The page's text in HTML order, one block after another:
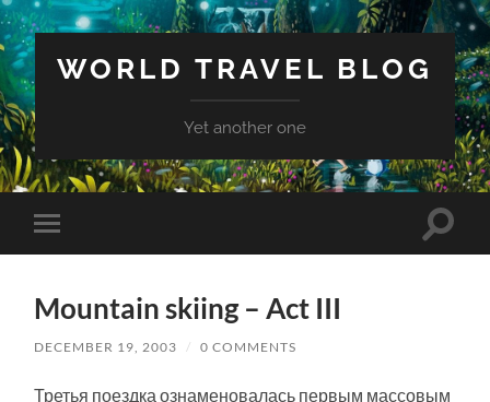
WORLD TRAVEL BLOG
Yet another one
Toggle
mobile
Toggle
Mountain skiing – Act III
DECEMBER 19, 2003 / 0 COMMENTS
Третья поездка ознаменовалась первым массовым